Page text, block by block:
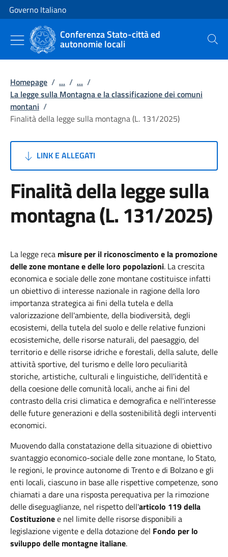
Vai al contenuto
Vai alla navigazione del sito
Governo Italiano
Conferenza Stato-città ed
autonomie locali Cerca
Homepage / ... / ... /
La legge sulla Montagna e la classificazione dei comuni
montani /
Finalità della legge sulla montagna (L. 131/2025)
LINK E ALLEGATI
Finalità della legge sulla
montagna (L. 131/2025)
La legge reca misure per il riconoscimento e la promozione
delle zone montane e delle loro popolazioni. La crescita
economica e sociale delle zone montane costituisce infatti
un obiettivo di interesse nazionale in ragione della loro
importanza strategica ai fini della tutela e della
valorizzazione dell'ambiente, della biodiversità, degli
ecosistemi, della tutela del suolo e delle relative funzioni
ecosistemiche, delle risorse naturali, del paesaggio, del
territorio e delle risorse idriche e forestali, della salute, delle
attività sportive, del turismo e delle loro peculiarità
storiche, artistiche, culturali e linguistiche, dell'identità e
della coesione delle comunità locali, anche ai fini del
contrasto della crisi climatica e demografica e nell'interesse
delle future generazioni e della sostenibilità degli interventi
economici.
Muovendo dalla constatazione della situazione di obiettivo
svantaggio economico-sociale delle zone montane, lo Stato,
le regioni, le province autonome di Trento e di Bolzano e gli
enti locali, ciascuno in base alle rispettive competenze, sono
chiamati a dare una risposta perequativa per la rimozione
delle diseguaglianze, nel rispetto dell'articolo 119 della
Costituzionee nel limite delle risorse disponibili a
legislazione vigente e della dotazione del Fondo per lo
sviluppo delle montagne italiane.